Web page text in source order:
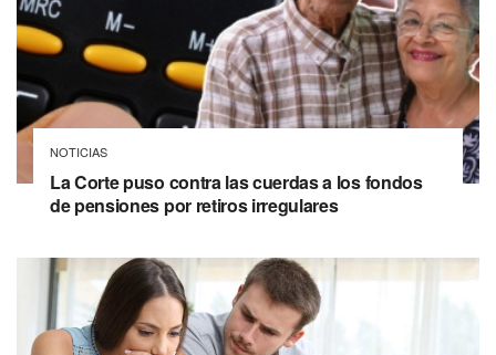
NOTICIAS
La Corte puso contra las cuerdas a los fondos
de pensiones por retiros irregulares